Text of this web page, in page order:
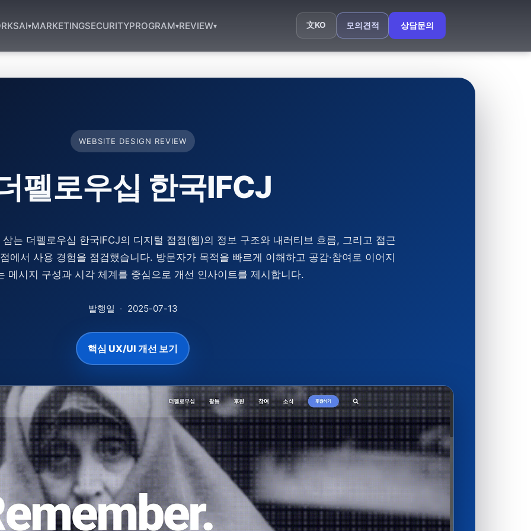
AI▾MARKETINGSECURITYPROGRAM▾REVIEW▾ 文KO 모의견적 상담문의
WEBSITE DESIGN REVIEW
펠로우십 한국IFCJ
는 더펠로우십 한국IFCJ의 디지털 접점(웹)의 정보 구조와 내러티브 흐름, 그리고 접근
에서 사용 경험을 점검했습니다. 방문자가 목적을 빠르게 이해하고 공감·참여로 이어지
메시지 구성과 시각 체계를 중심으로 개선 인사이트를 제시합니다.
발행일 · 2025-07-13
핵심 UX/UI 개선 보기